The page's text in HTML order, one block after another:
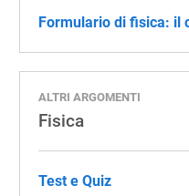
Formulario di fisica: il
ALTRI ARGOMENTI
Fisica
Test e Quiz